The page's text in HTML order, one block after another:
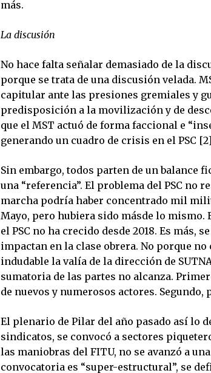
más.
La discusión
No hace falta señalar demasiado de la
porque se trata de una discusión velada.
capitular ante las presiones gremiales y
predisposición a la movilización y de
que el MST actuó de forma faccional e
generando un cuadro de crisis en el PSC
Sin embargo, todos parten de un balance
una “referencia”. El problema del PSC no
marcha podría haber concentrado mil
Mayo, pero hubiera sido másde lo mismo.
el PSC no ha crecido desde 2018. Es más,
impactan en la clase obrera. No porque
indudable la valía de la dirección de
sumatoria de las partes no alcanza.
de nuevos y numerosos actores.
El plenario de Pilar del año pasado así lo
sindicatos, se convocó a sectores
las maniobras del FITU, no se avanzó a
convocatoria es “super-estructural”, se